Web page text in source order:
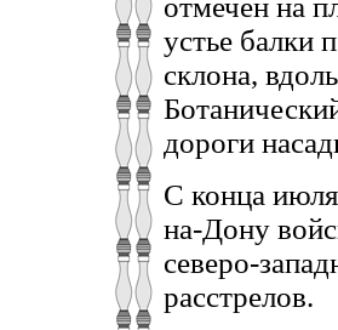
отмечен на
устье балки
склона,
дороги
С конца июля
на-Дону
северо-
расстрелов.